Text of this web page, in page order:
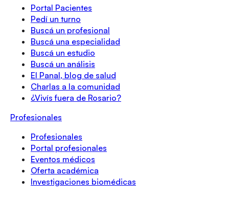
Portal Pacientes
Pedí un turno
Buscá un profesional
Buscá una especialidad
Buscá un estudio
Buscá un análisis
El Panal, blog de salud
Charlas a la comunidad
¿Vivís fuera de Rosario?
Profesionales
Profesionales
Portal profesionales
Eventos médicos
Oferta académica
Investigaciones biomédicas